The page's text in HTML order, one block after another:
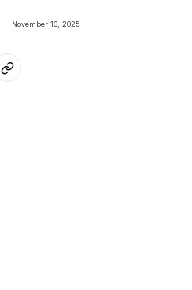
November 13, 2025